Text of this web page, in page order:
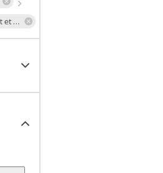
Sciences de l'environnement et de la Terre